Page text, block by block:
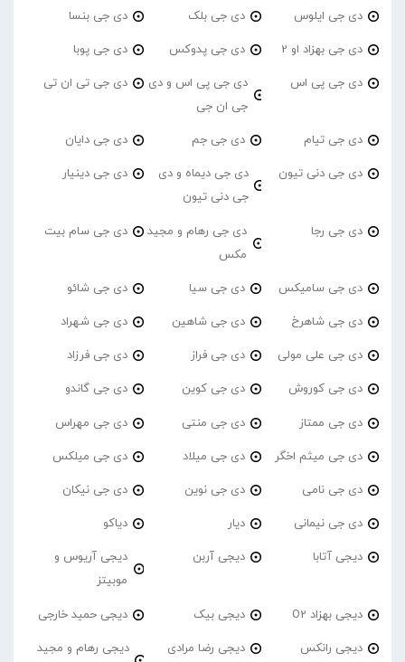
دی جی ایلوس دی جی بلک دی جی بنسا
دی جی بهزاد او 2 دی جی پدوکس دی جی پوبا
دی جی پی اس
دی جی پی اس و دی
جی ان جی
دی جی تی ان تی
دی جی تیام دی جی جم دی جی دایان
دی جی دنی تیون
دی جی دیماه و دی
جی دنی تیون
دی جی دینیار
دی جی رجا
دی جی رهام و مجید
مکس
دی جی سام بیت
دی جی سامیکس دی جی سیا دی جی شائو
دی جی شاهرخ دی جی شاهین دی جی شهراد
دی جی علی مولی دی جی فراز دی جی فرزاد
دی جی کوروش دی جی کوین دی جی گاندو
دی جی ممتاز دی جی منتی دی جی مهراس
دی جی میثم اخگر دی جی میلاد دی جی میلکس
دی جی نامی دی جی نوین دی جی نیکان
دی جی نیمانی دیار دیاکو
دیجی آتابا دیجی آربن
دیجی آریوس و
موبیتز
دیجی بهزاد O2 دیجی بیک دیجی حمید خارجی
دیجی رانکس دیجی رضا مرادی
دیجی رهام و مجید